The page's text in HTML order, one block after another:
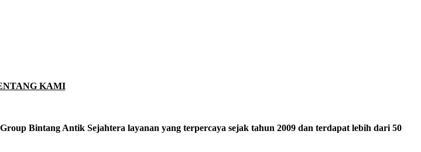
KAMI
Bintang Antik Sejahtera layanan yang terpercaya sejak tahun 2009 dan terdapat lebih dari 50